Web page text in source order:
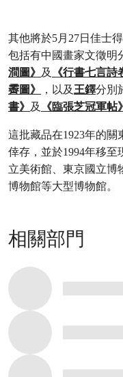
其他將於5月27日佳士
包括有中國畫家文徵明
澗圖》 及 《行書七言詩
霽圖》
，以及 王鐸分別
書》 及 《臨張芝冠軍帖》
這批藏品在1923年的
倖存，並於1994年移
立美術館、東京國立博
博物館等大型博物館。
相關部門